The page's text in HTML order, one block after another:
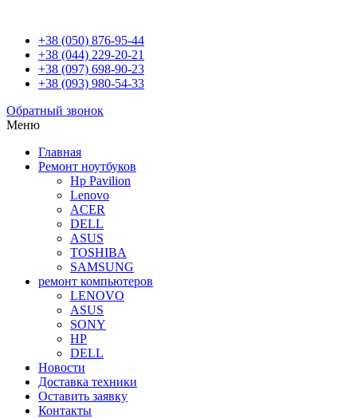
+38 (050) 876-95-44
+38 (044) 229-20-21
+38 (097) 698-90-23
+38 (093) 980-54-33
Обратный звонок
Меню
Главная
Ремонт ноутбуков
Hp Pavilion
Lenovo
ACER
DELL
ASUS
TOSHIBA
SAMSUNG
ремонт компьютеров
LENOVO
ASUS
SONY
HP
DELL
Новости
Доставка техники
Оставить заявку
Контакты